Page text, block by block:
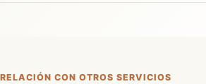
RELACIÓN CON OTROS SERVICIOS